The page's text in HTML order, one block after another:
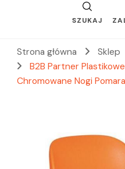
SZUKAJ
Strona główna Sklep
B2B Partner
Chromowane Nogi